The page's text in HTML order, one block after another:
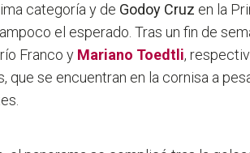
categoría y de Godoy Cruz en la
el esperado. Tras un fin de
Franco y Mariano Toedtli,
que se encuentran en la cornisa a